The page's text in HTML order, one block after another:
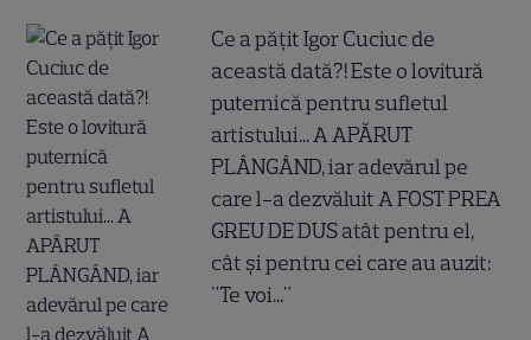
Ce a pățit Igor Cuciuc de
această dată?! Este o lovitură
puternică pentru sufletul
artistului... A APĂRUT
PLÂNGÂND, iar adevărul pe
care l-a dezvăluit A FOST PREA
GREU DE DUS atât pentru el,
cât și pentru cei care au auzit:
"Te voi..."